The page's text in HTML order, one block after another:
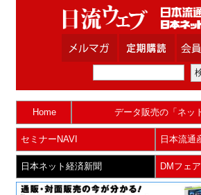
Home データ販売の「ネッ
セミナーNAVI 日本流通
日本ネット経済新聞 DMフェア